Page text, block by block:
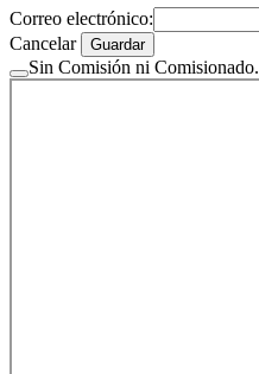
Correo electrónico:
Cancelar
Guardar
Sin Comisión ni Comisionado.